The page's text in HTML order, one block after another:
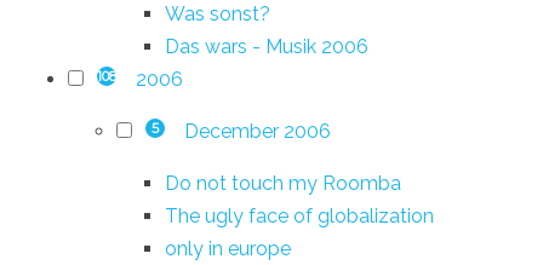
Was sonst?
Das wars - Musik 2006
108 2006
5 December 2006
Do not touch my Roomba
The ugly face of globalization
only in europe